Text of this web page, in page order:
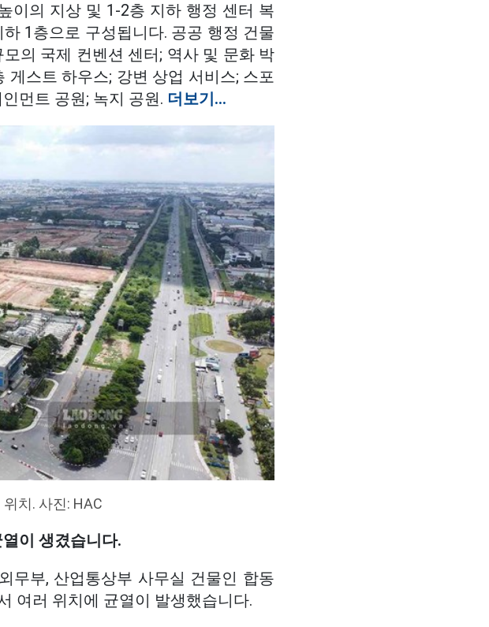
이의 지상 및 1-2층 지하 행정 센터 복
1층으로 구성됩니다. 공공 행정 건물
의 국제 컨벤션 센터; 역사 및 문화 박
게스트 하우스; 강변 상업 서비스; 스포
먼트 공원; 녹지 공원. 더보기...
치. 사진: HAC
이 생겼습니다.
무부, 산업통상부 사무실 건물인 합동
여러 위치에 균열이 발생했습니다.